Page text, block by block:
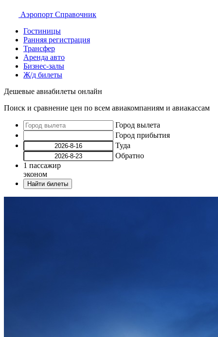
Аэропорт Справочник
Гостиницы
Ранняя регистрация
Трансфер
Аренда авто
Бизнес-залы
Ж/д билеты
Дешевые авиабилеты онлайн
Поиск и сравнение цен по всем авиакомпаниям и авиакассам
Город вылета
Город прибытия
Туда
Обратно
1 пассажир
эконом
Найти билеты